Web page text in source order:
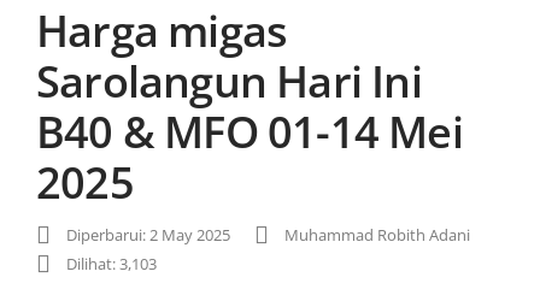
Harga migas
Sarolangun Hari Ini
B40 & MFO 01-14 Mei
2025
Diperbarui: 2 May 2025
Muhammad Robith Adani
Dilihat: 3,103